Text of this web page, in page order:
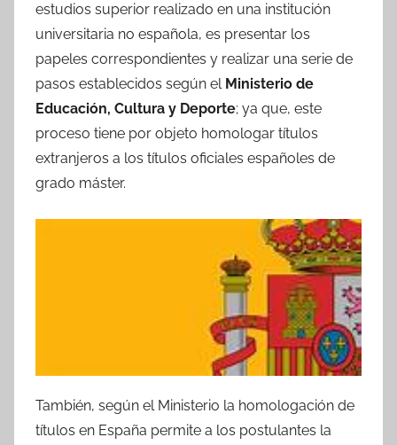
estudios superior realizado en una institución
universitaria no española, es presentar los
papeles correspondientes y realizar una serie de
pasos establecidos según el Ministerio de
Educación, Cultura y Deporte; ya que, este
proceso tiene por objeto homologar títulos
extranjeros a los títulos oficiales españoles de
grado máster.
También, según el Ministerio la homologación de
títulos en España permite a los postulantes la